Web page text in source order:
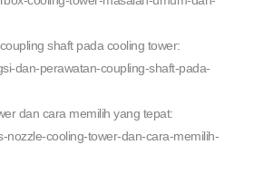
shaft pada cooling tower:
dan-perawatan-coupling-shaft-pada-
dan cara memilih yang tepat:
nozzle-cooling-tower-dan-cara-memilih-